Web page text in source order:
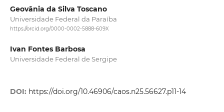
Geovânia da Silva Toscano
Universidade Federal da Paraíba
https://orcid.org/0000-0002-5888-609X
Ivan Fontes Barbosa
Universidade Federal de Sergipe
DOI: https://doi.org/10.46906/caos.n25.56627.p11-14